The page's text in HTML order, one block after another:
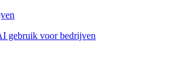
gebruik voor bedrijven